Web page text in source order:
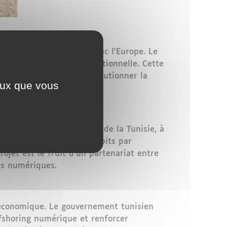
et économique avec l'Europe. Le
dans sa phase opérationnelle. Cette
d'euros, va révolutionner la
Bizerte, dans le nord de la Tunisie, à
de plusieurs térabits par
est le fruit d'un partenariat entre
numériques.
Le gouvernement tunisien
numérique et renforcer
que vous